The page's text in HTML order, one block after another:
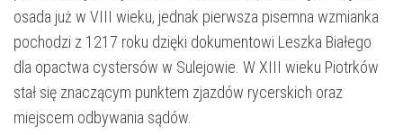
osada już w VIII wieku, jednak pierwsza pisemna wzmianka
pochodzi z 1217 roku dzięki dokumentowi Leszka Białego
dla opactwa cystersów w Sulejowie. W XIII wieku Piotrków
stał się znaczącym punktem zjazdów rycerskich oraz
miejscem odbywania sądów.